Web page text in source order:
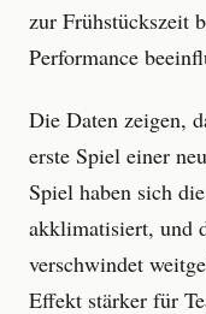
zur Frühstückszeit
Performance
Die Daten zeigen,
erste Spiel einer
Spiel haben sich
akklimatisiert, und
verschwindet
Effekt stärker für